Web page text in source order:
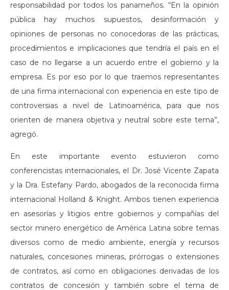
responsabilidad por todos los panameños. “En la opinión
pública hay muchos supuestos, desinformación y
opiniones de personas no conocedoras de las prácticas,
procedimientos e implicaciones que tendría el país en el
caso de no llegarse a un acuerdo entre el gobierno y la
empresa. Es por eso por lo que traemos representantes
de una firma internacional con experiencia en este tipo de
controversias a nivel de Latinoamérica, para que nos
orienten de manera objetiva y neutral sobre este tema”,
agregó.
En este importante evento estuvieron como
conferencistas internacionales, el Dr. José Vicente Zapata
y la Dra. Estefany Pardo, abogados de la reconocida firma
internacional Holland & Knight. Ambos tienen experiencia
en asesorías y litigios entre gobiernos y compañías del
sector minero energético de América Latina sobre temas
diversos como de medio ambiente, energía y recursos
naturales, concesiones mineras, prórrogas o extensiones
de contratos, así como en obligaciones derivadas de los
contratos de concesión y también sobre el tema de